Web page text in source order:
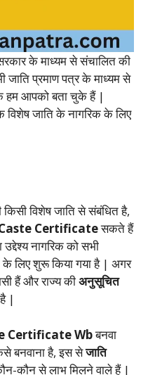
के माध्यम से संचालित की
प्रमाण पत्र के माध्यम से
हम आपको बता चुके हैं |
विशेष जाति के नागरिक के लिए
विशेष जाति से संबंधित है,
Certificateसकते हैं
नागरिक को सभी
लिए शुरू किया गया है | अगर
हैं और राज्य कीअनुसूचित
|
Certificate Wbबनवा
बनवाना है, इस सेजाति
कौन से लाभ मिलने वाले हैं |